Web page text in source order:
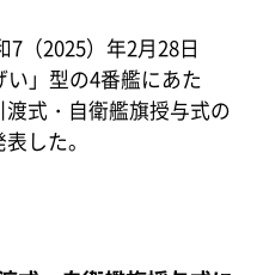
（2025）年2月28日
い」型の4番艦にあた
式・自衛艦旗授与式の
した。